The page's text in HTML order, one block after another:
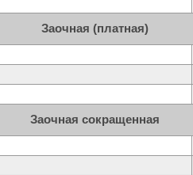
Заочная (платная)
Заочная сокращенная